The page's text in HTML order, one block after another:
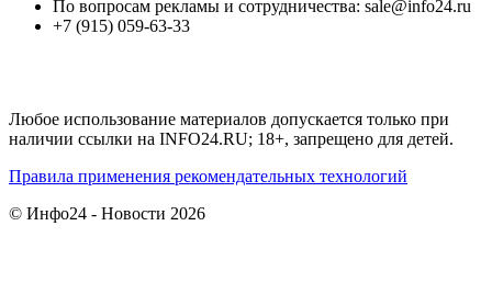
По вопросам рекламы и сотрудничества: sale@info24.ru
+7 (915) 059-63-33
Любое использование материалов допускается только при
наличии ссылки на INFO24.RU; 18+, запрещено для детей.
Правила применения рекомендательных технологий
© Инфо24 - Новости 2026